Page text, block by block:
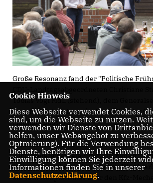
Große Resonanz fand der "Politische
Tobias Vogt MdL (stehend), dem
Baden-Württemberg, in der Walldorfer
Matthias Busse)
Vogt, Generalsekretär der CDU Baden-
seinen persönlichen beruflichen Weg
an: vom Hauptschüler über den Kfz-
Cookie Hinweis
Diese Webseite verwendet Cookies,
sind, um die Webseite zu nutzen.
verwenden wir Dienste von
helfen, unser Webangebot zu
Optmierung). Für die Verwendung
Dienste, benötigen wir Ihre
Einwilligung können Sie jederzeit
Informationen finden Sie in unserer
Datenschutzerklärung.